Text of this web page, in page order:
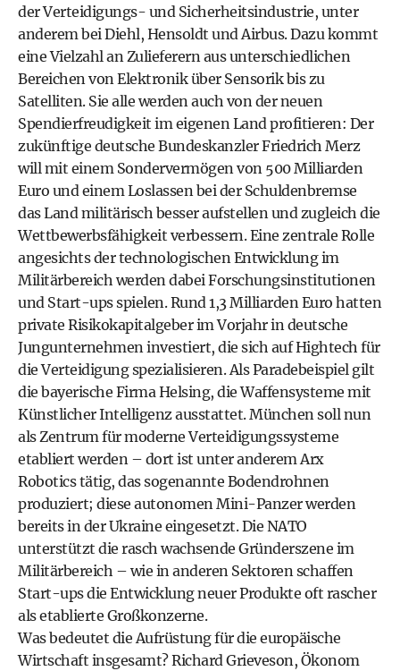
der Verteidigungs- und Sicherheitsindustrie, unter
anderem bei Diehl, Hensoldt und Airbus. Dazu kommt
eine Vielzahl an Zulieferern aus unterschiedlichen
Bereichen von Elektronik über Sensorik bis zu
Satelliten. Sie alle werden auch von der neuen
Spendierfreudigkeit im eigenen Land profitieren: Der
zukünftige deutsche Bundeskanzler Friedrich Merz
will mit einem Sondervermögen von 500 Milliarden
Euro und einem Loslassen bei der Schuldenbremse
das Land militärisch besser aufstellen und zugleich die
Wettbewerbsfähigkeit verbessern. Eine zentrale Rolle
angesichts der technologischen Entwicklung im
Militärbereich werden dabei Forschungsinstitutionen
und Start-ups spielen. Rund 1,3 Milliarden Euro hatten
private Risikokapitalgeber im Vorjahr in deutsche
Jungunternehmen investiert, die sich auf Hightech für
die Verteidigung spezialisieren. Als Paradebeispiel gilt
die bayerische Firma Helsing, die Waffensysteme mit
Künstlicher Intelligenz ausstattet. München soll nun
als Zentrum für moderne Verteidigungssysteme
etabliert werden – dort ist unter anderem Arx
Robotics tätig, das sogenannte Bodendrohnen
produziert; diese autonomen Mini-Panzer werden
bereits in der Ukraine eingesetzt. Die NATO
unterstützt die rasch wachsende Gründer­szene im
Militärbereich – wie in anderen Sektoren schaffen
Start-ups die Entwicklung neuer Produkte oft rascher
als etablierte Großkonzerne.
Was bedeutet die Aufrüstung für die europäische
Wirtschaft insgesamt? Richard Grieveson, Ökonom